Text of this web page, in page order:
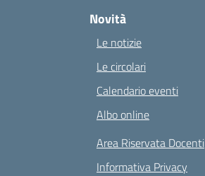
Novità
Le notizie
Le circolari
Calendario eventi
Albo online
Area Riservata Docenti
Informativa Privacy